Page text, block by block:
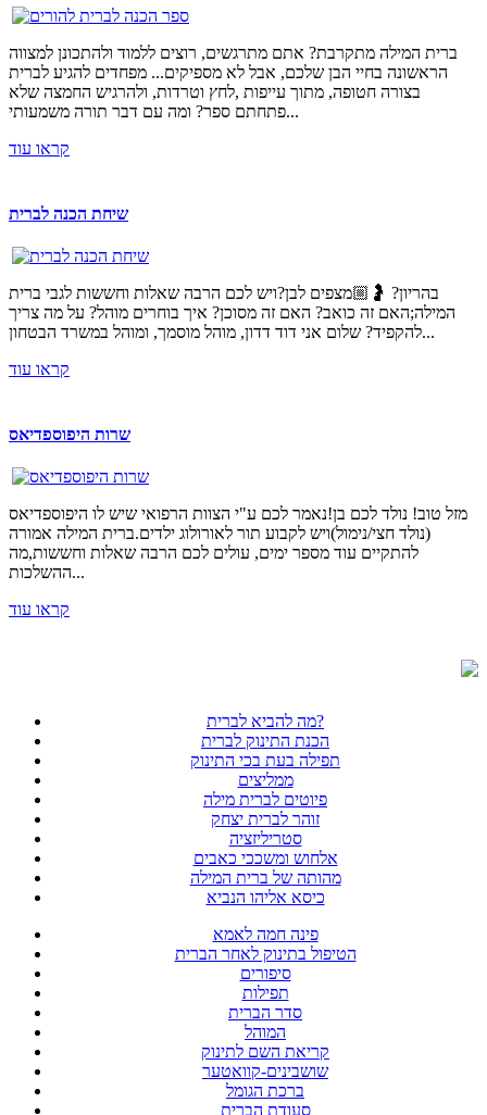
ברית המילה מתקרבת? אתם מתרגשים, רוצים ללמוד ולהתכונן למצווה
הראשונה בחיי הבן שלכם, אבל לא מספיקים... מפחדים להגיע לברית
בצורה חטופה, מתוך עייפות ,לחץ וטרדות, ולהרגיש החמצה שלא
פתחתם ספר? ומה עם דבר תורה משמעותי...
קראו עוד
שיחת הכנה לברית
בהריון? 🤰🏼מצפים לבן?ויש לכם הרבה שאלות וחששות לגבי ברית
המילה;האם זה כואב? האם זה מסוכן? איך בוחרים מוהל? על מה צריך
להקפיד? שלום אני דוד דדון, מוהל מוסמך, ומוהל במשרד הבטחון...
קראו עוד
שרות היפוספדיאס
מזל טוב! נולד לכם בן!נאמר לכם ע"י הצוות הרפואי שיש לו היפוספדיאס
(נולד חצי/נימול)ויש לקבוע תור לאורולוג ילדים.ברית המילה אמורה
להתקיים עוד מספר ימים, עולים לכם הרבה שאלות וחששות,מה
ההשלכות...
קראו עוד
מה להביא לברית?
הכנת התינוק לברית
תפילה בעת בכי התינוק
ממליצים
פיוטים לברית מילה
זוהר לברית יצחק
סטריליזציה
אלחוש ומשככי כאבים
מהותה של ברית המילה
כיסא אליהו הנביא
פינה חמה לאמא
הטיפול בתינוק לאחר הברית
סיפורים
תפילות
סדר הברית
המוהל
קריאת השם לתינוק
שושבינים-קוואטער
ברכת הגומל
סעודת הברית